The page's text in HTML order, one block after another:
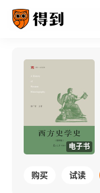
电子书
购买 试读